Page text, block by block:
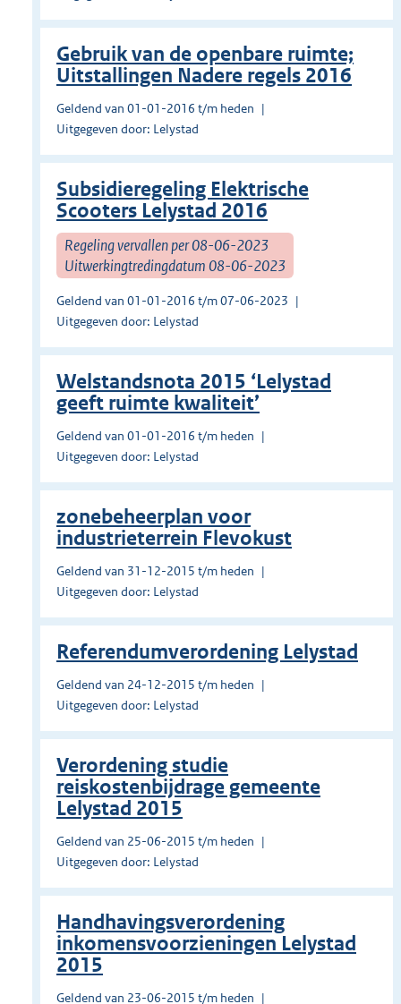
Gebruik van de openbare ruimte;
Uitstallingen Nadere regels 2016
Geldend van 01-01-2016 t/m heden
Uitgegeven door: Lelystad
Subsidieregeling Elektrische
Scooters Lelystad 2016
Regeling vervallen per 08-06-2023
Uitwerkingtredingdatum 08-06-2023
Geldend van 01-01-2016 t/m 07-06-2023
Uitgegeven door: Lelystad
Welstandsnota 2015 ‘Lelystad
geeft ruimte kwaliteit’
Geldend van 01-01-2016 t/m heden
Uitgegeven door: Lelystad
zonebeheerplan voor
industrieterrein Flevokust
Geldend van 31-12-2015 t/m heden
Uitgegeven door: Lelystad
Referendumverordening Lelystad
Geldend van 24-12-2015 t/m heden
Uitgegeven door: Lelystad
Verordening studie
reiskostenbijdrage gemeente
Lelystad 2015
Geldend van 25-06-2015 t/m heden
Uitgegeven door: Lelystad
Handhavingsverordening
inkomensvoorzieningen Lelystad
2015
Geldend van 23-06-2015 t/m heden